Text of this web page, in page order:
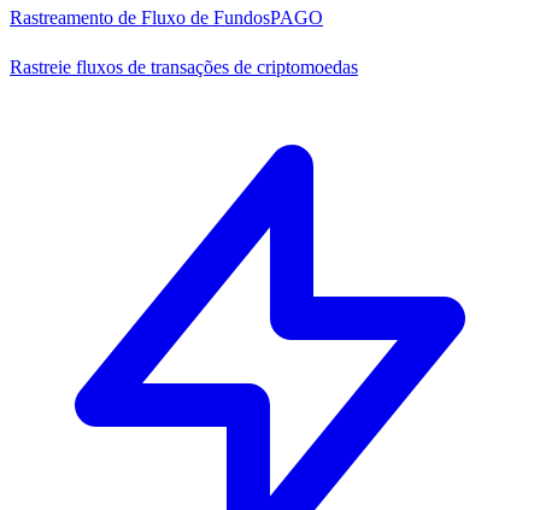
Rastreamento de Fluxo de FundosPAGO
Rastreie fluxos de transações de criptomoedas